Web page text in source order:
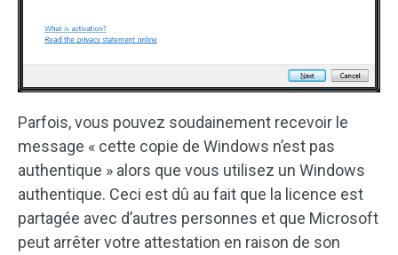
Parfois, vous pouvez soudainement recevoir le
message « cette copie de Windows n’est pas
authentique » alors que vous utilisez un Windows
authentique. Ceci est dû au fait que la licence est
partagée avec d’autres personnes et que Microsoft
peut arrêter votre attestation en raison de son